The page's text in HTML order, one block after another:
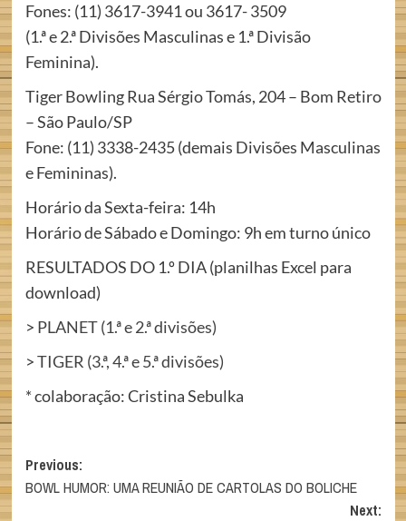
Fones: (11) 3617-3941 ou 3617- 3509
(1.ª e 2.ª Divisões Masculinas e 1.ª Divisão
Feminina).
Tiger Bowling Rua Sérgio Tomás, 204 – Bom Retiro
– São Paulo/SP
Fone: (11) 3338-2435 (demais Divisões Masculinas
e Femininas).
Horário da Sexta-feira: 14h
Horário de Sábado e Domingo: 9h em turno único
RESULTADOS DO 1.º DIA (planilhas Excel para
download)
> PLANET (1.ª e 2.ª divisões)
>TIGER (3.ª, 4.ª e 5.ª divisões)
* colaboração: Cristina Sebulka
Post
navigation
Previous:
BOWL HUMOR: UMA REUNIÃO DE CARTOLAS DO BOLICHE
Next: